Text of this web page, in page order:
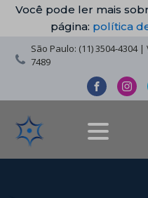
Você pode ler mais
página: política
São Paulo: (11) 3504-4304 |
7489